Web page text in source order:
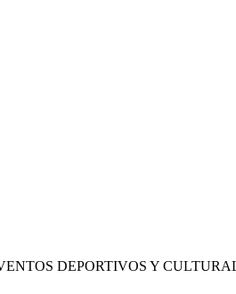
DEPORTIVOS Y